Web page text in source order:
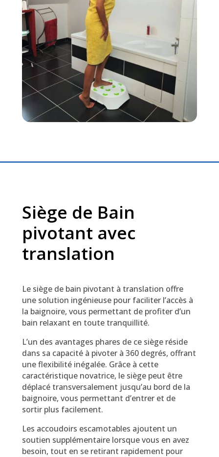
Siège de Bain
pivotant avec
translation
Le siège de bain pivotant à translation offre
une solution ingénieuse pour faciliter l’accès à
la baignoire, vous permettant de profiter d’un
bain relaxant en toute tranquillité.
L’un des avantages phares de ce siège réside
dans sa capacité à pivoter à 360 degrés, offrant
une flexibilité inégalée. Grâce à cette
caractéristique novatrice, le siège peut être
déplacé transversalement jusqu’au bord de la
baignoire, vous permettant d’entrer et de
sortir plus facilement.
Les accoudoirs escamotables ajoutent un
soutien supplémentaire lorsque vous en avez
besoin, tout en se retirant rapidement pour